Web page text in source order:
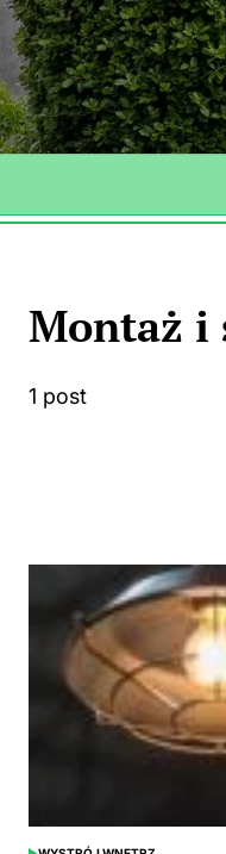
Skip
to
content
Montaż i
1 post